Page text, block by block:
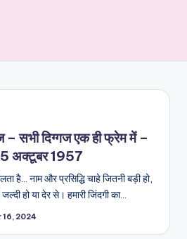
सभी दिग्गज एक ही फ्रेम में –
अक्टूबर 1957
है... नाम और प्रसिद्धि चाहे जितनी बड़ी हो,
हो या देर से। हमारी जिंदगी का…
16, 2024